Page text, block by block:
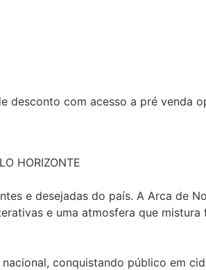
HORIZONTE
e desejadas do país. A Arca de
e uma atmosfera que
conquistando público em